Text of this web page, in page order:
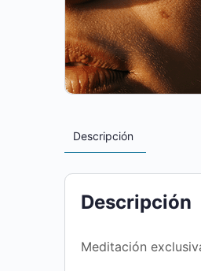
Descripción
Descripción
Meditación